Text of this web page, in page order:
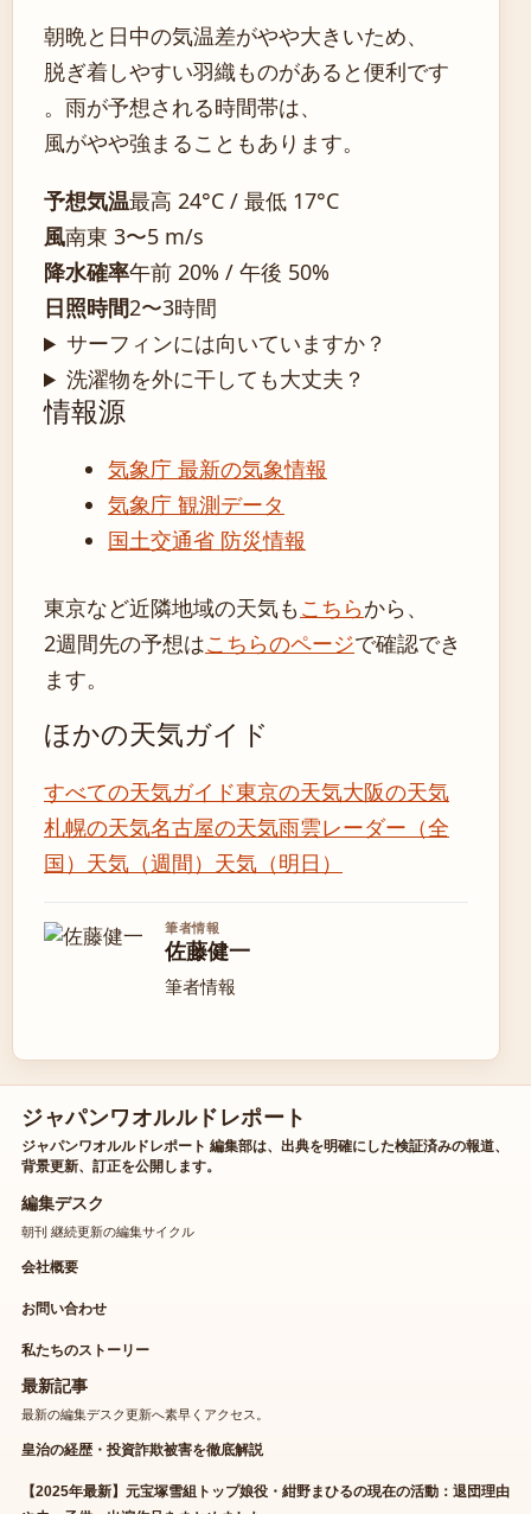
朝晩と日中の気温差がやや大きいため、
脱ぎ着しやすい羽織ものがあると便利です
。雨が予想される時間帯は、
風がやや強まることもあります。
予想気温最高 24°C / 最低 17°C
風南東 3〜5 m/s
降水確率午前 20% / 午後 50%
日照時間2〜3時間
サーフィンには向いていますか？
洗濯物を外に干しても大丈夫？
情報源
気象庁 最新の気象情報
気象庁 観測データ
国土交通省 防災情報
東京など近隣地域の天気も こちらから、
2週間先の予想はこちらのページで確認でき
ます。
ほかの天気ガイド
すべての天気ガイド東京の天気大阪の天気
札幌の天気名古屋の天気雨雲レーダー（全
国） 天気（週間） 天気（明日）
筆者情報
佐藤健一
筆者情報
ジャパンワオルルドレポート
ジャパンワオルルドレポート 編集部は、出典を明確にした検証済みの報道、
背景更新、訂正を公開します。
編集デスク
朝刊 継続更新の編集サイクル
会社概要
お問い合わせ
私たちのストーリー
最新記事
最新の編集デスク更新へ素早くアクセス。
皇治の経歴・投資詐欺被害を徹底解説
【2025年最新】元宝塚雪組トップ娘役・紺野まひるの現在の活動：退団理由